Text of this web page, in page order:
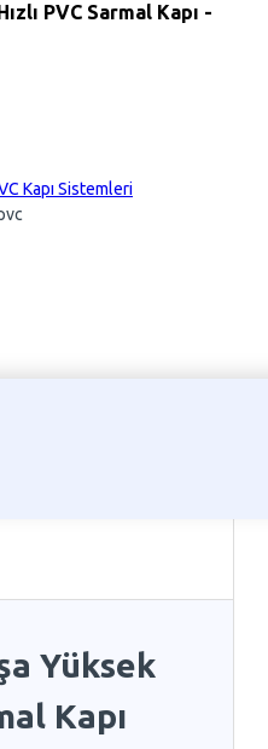
PVC Sarmal Kapı -
Kapı Sistemleri
Yüksek
Kapı